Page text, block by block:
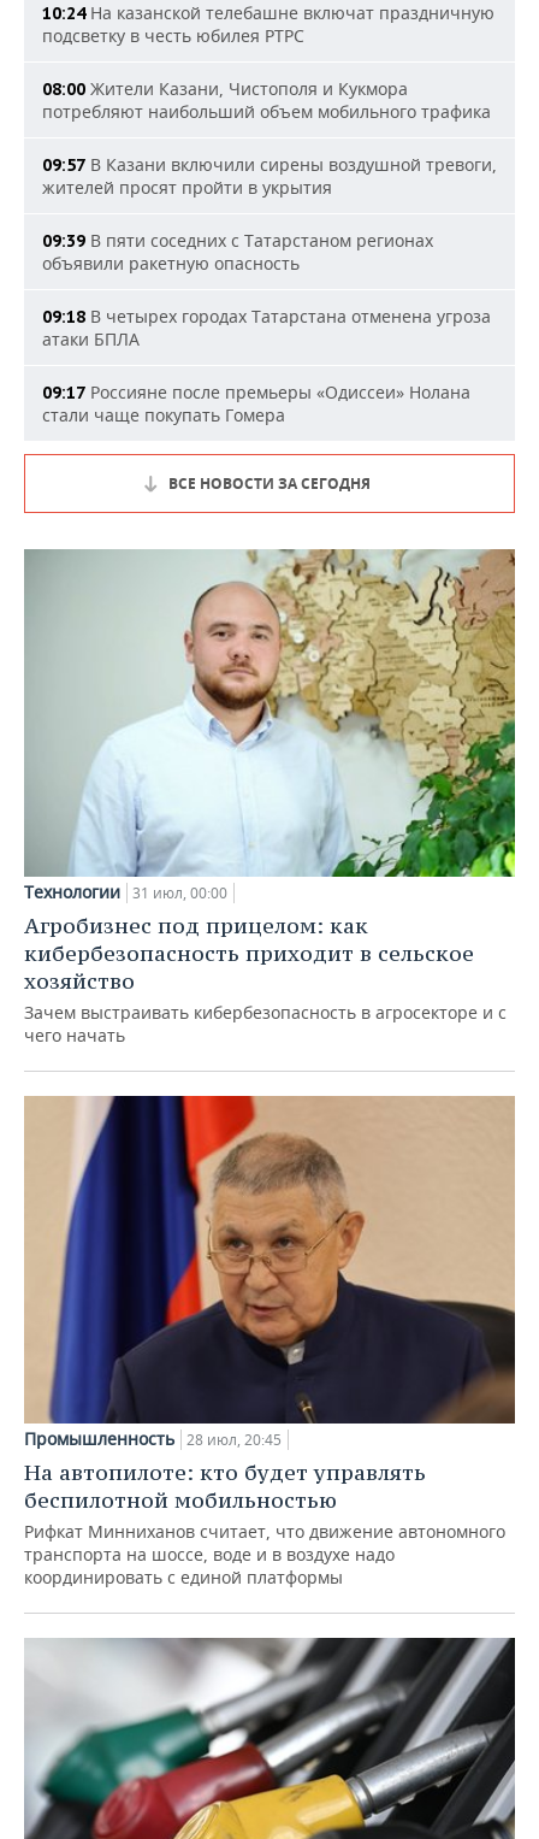
10:24На казанской телебашне включат праздничную
подсветку в честь юбилея РТРС
08:00 Жители Казани, Чистополя и Кукмора
потребляют наибольший объем мобильного трафика
09:57 В Казани включили сирены воздушной тревоги,
жителей просят пройти в укрытия
09:39 В пяти соседних с Татарстаном регионах
объявили ракетную опасность
09:18 В четырех городах Татарстана отменена угроза
атаки БПЛА
09:17 Россияне после премьеры «Одиссеи» Нолана
стали чаще покупать Гомера
ВСЕ НОВОСТИ ЗА СЕГОДНЯ
Технологии 31 июл, 00:00
Агробизнес под прицелом: как
кибербезопасность приходит в сельское
хозяйство
Зачем выстраивать кибербезопасность в агросекторе и с
чего начать
Промышленность 28 июл, 20:45
На автопилоте: кто будет управлять
беспилотной мобильностью
Рифкат Минниханов считает, что движение автономного
транспорта на шоссе, воде и в воздухе надо
координировать с единой платформы